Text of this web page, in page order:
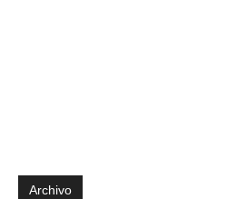
Archivo